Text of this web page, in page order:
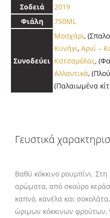
Σοδειά
2019
Φιάλη
750ML
Συνοδεύει
Μοσχάρι,
Κυνήγι, Αρνί –
Κατσαρόλας,
Αλλαντικά,
(Παλαιωμένα
Γευστικά
Βαθύ κόκκινο ρουμπίνι.
αρώματα, από σκούρο
καπνό, κανέλα και
ώριμων κόκκινων φρούτων,